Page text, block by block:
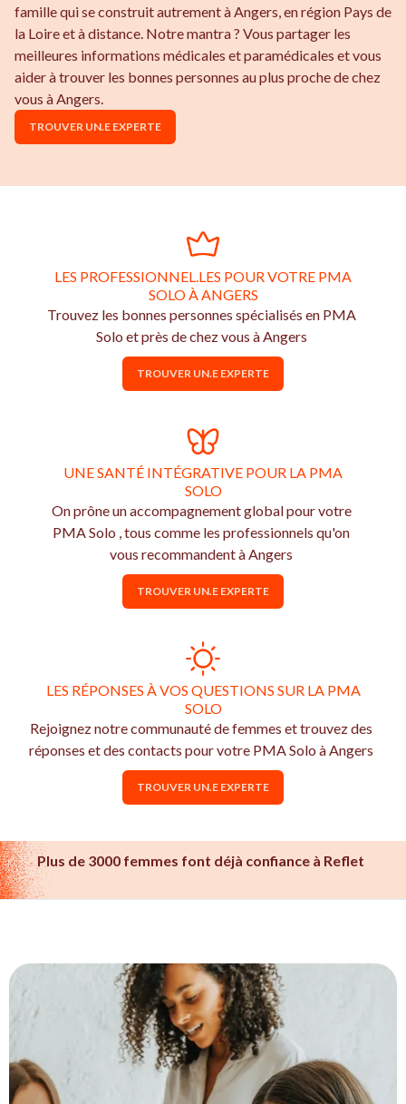
famille qui se construit autrement à Angers, en région Pays de
la Loire et à distance. Notre mantra ? Vous partager les
meilleures informations médicales et paramédicales et vous
aider à trouver les bonnes personnes au plus proche de chez
vous à Angers.
TROUVER UN.E EXPERTE
LES PROFESSIONNEL.LES POUR VOTRE PMA
SOLO À ANGERS
Trouvez les bonnes personnes spécialisés en PMA
Solo et près de chez vous à Angers
TROUVER UN.E EXPERTE
UNE SANTÉ INTÉGRATIVE POUR LA PMA
SOLO
On prône un accompagnement global pour votre
PMA Solo , tous comme les professionnels qu'on
vous recommandent à Angers
TROUVER UN.E EXPERTE
LES RÉPONSES À VOS QUESTIONS SUR LA PMA
SOLO
Rejoignez notre communauté de femmes et trouvez des
réponses et des contacts pour votre PMA Solo à Angers
TROUVER UN.E EXPERTE
Plus de 3000 femmes font déjà confiance à Reflet